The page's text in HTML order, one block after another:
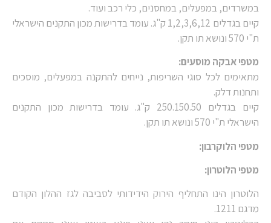
במשרדים, במפעלים, במחסנים, כלי רכב ועוד.
קיים בגדלים 1,2,3,6,12 ק"ג. עומד בדרישות מכון התקנים הישראלי
ת"י 570 ונושא תו תקן.
מטפי אבקה מוסעים:
מתאימים לכל סוגי השריפות, נייחים להתקנה במפעלים, מוסכים
ותחנות דלק.
קיים בגדלים 250.150.50 ק"ג. עומד בדרישות מכון התקנים
הישראלי ת"י 570 ונושא תו תקן.
מטפי הלוקרבון:
מטפי הלוטרון:
הלוטרון הינו התחליף הירוק הידידותי לסביבה לגז ההלון הקודם
מדגם 1211.